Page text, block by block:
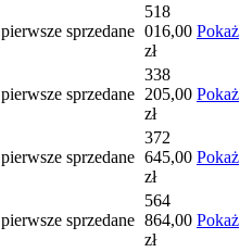
pierwsze sprzedane
518
016,00
zł
Pokaż
pierwsze sprzedane
338
205,00
zł
Pokaż
pierwsze sprzedane
372
645,00
zł
Pokaż
pierwsze sprzedane
564
864,00
zł
Pokaż